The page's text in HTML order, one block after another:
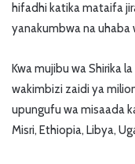
hifadhi katika mataifa
yanakumbwa na uhaba
Kwa mujibu wa Shirika
wakimbizi zaidi ya
upungufu wa misaada
Misri, Ethiopia, Libya,